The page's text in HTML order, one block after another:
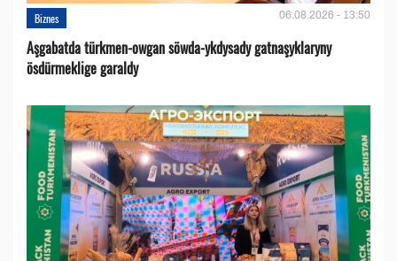
Biznes 06.08.2026 - 13:50
Aşgabatda türkmen-owgan söwda-ykdysady gatnaşyklaryny
ösdürmeklige garaldy